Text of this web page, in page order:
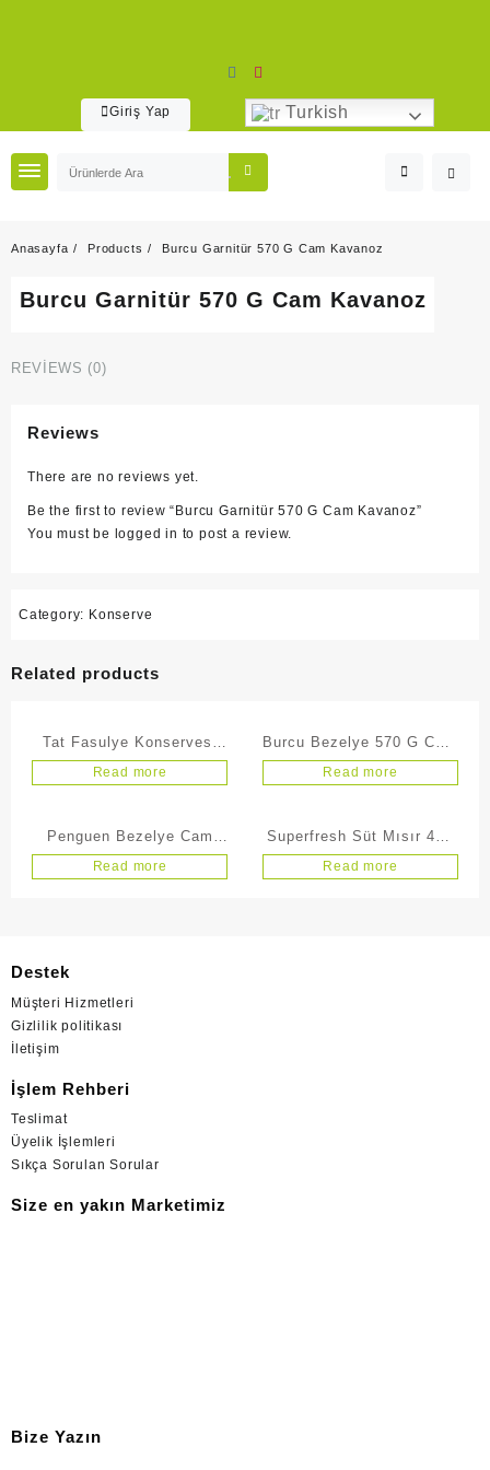
Giriş Yap Turkish
Anasayfa Products Burcu Garnitür 570 G Cam Kavanoz
Burcu Garnitür 570 G Cam Kavanoz
REVIEWS (0)
Reviews
There are no reviews yet.
Be the first to review “Burcu Garnitür 570 G Cam Kavanoz”
You must be
logged in to post a review.
Category: Konserve
Related products
Tat Fasulye Konservesi
720Cc Cam Kavanoz
Read more
Burcu Bezelye 570 G Cam
Kavanoz
Read more
Penguen Bezelye Cam
Kavanoz 680 g
Read more
Superfresh Süt Mısır 450
G
Read more
Destek
Müşteri Hizmetleri
Gizlilik politikası
İletişim
İşlem Rehberi
Teslimat
Üyelik İşlemleri
Sıkça Sorulan Sorular
Size en yakın Marketimiz
Bize Yazın